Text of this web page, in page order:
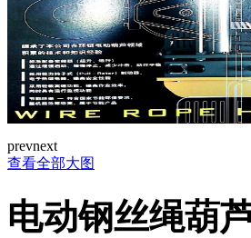
prevnext
查看全部大图
电动钢丝绳葫